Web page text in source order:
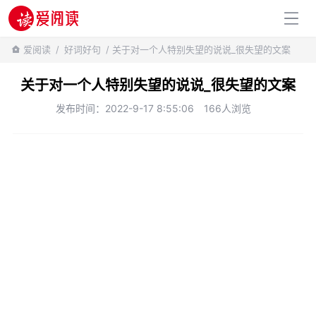
百科知识
爱阅读 / 好词好句 / 关于对一个人特别失望的说说_很失望的文案
关于对一个人特别失望的说说_很失望的文案
发布时间：2022-9-17 8:55:06 166人浏览